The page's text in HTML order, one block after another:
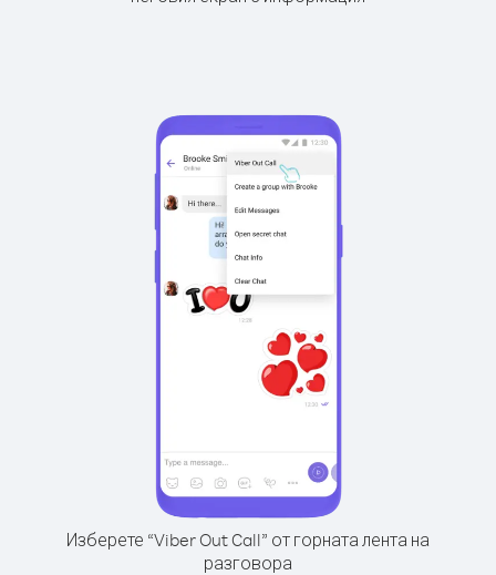
Изберете “Viber Out Call” от горната лента на
разговора